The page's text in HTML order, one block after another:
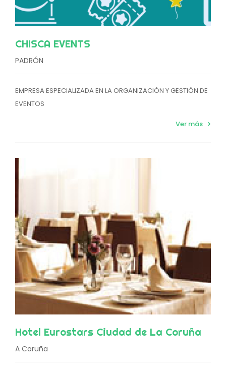
CHISCA EVENTS
PADRÓN
EMPRESA ESPECIALIZADA EN LA ORGANIZACIÓN Y GESTIÓN DE
EVENTOS
Ver más
Hotel Eurostars Ciudad de La Coruña
A Coruña